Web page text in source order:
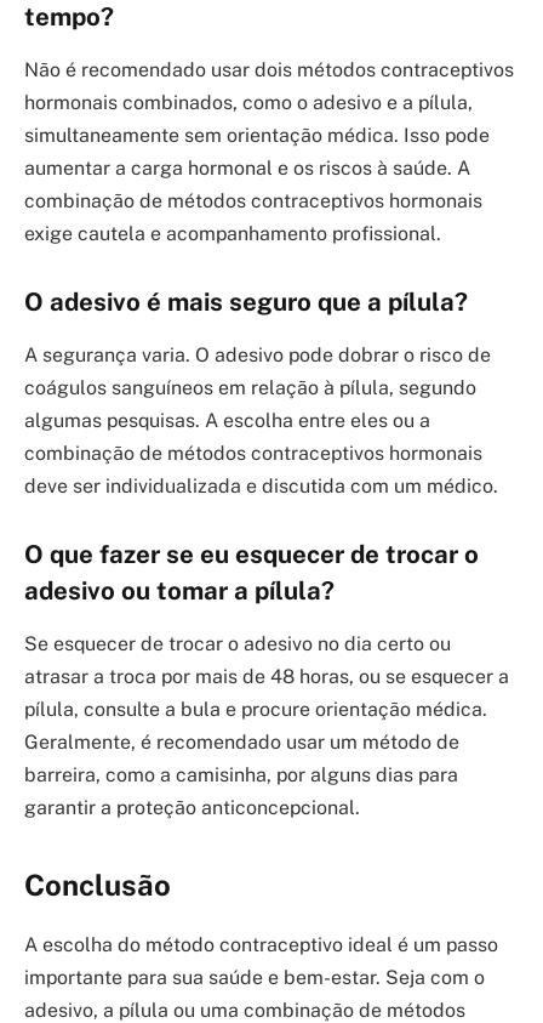
tempo?
Não é recomendado usar dois métodos contraceptivos
hormonais combinados, como o adesivo e a pílula,
simultaneamente sem orientação médica. Isso pode
aumentar a carga hormonal e os riscos à saúde. A
combinação de métodos contraceptivos hormonais
exige cautela e acompanhamento profissional.
O adesivo é mais seguro que a pílula?
A segurança varia. O adesivo pode dobrar o risco de
coágulos sanguíneos em relação à pílula, segundo
algumas pesquisas. A escolha entre eles ou a
combinação de métodos contraceptivos hormonais
deve ser individualizada e discutida com um médico.
O que fazer se eu esquecer de trocar o
adesivo ou tomar a pílula?
Se esquecer de trocar o adesivo no dia certo ou
atrasar a troca por mais de 48 horas, ou se esquecer a
pílula, consulte a bula e procure orientação médica.
Geralmente, é recomendado usar um método de
barreira, como a camisinha, por alguns dias para
garantir a proteção anticoncepcional.
Conclusão
A escolha do método contraceptivo ideal é um passo
importante para sua saúde e bem-estar. Seja com o
adesivo, a pílula ou uma combinação de métodos